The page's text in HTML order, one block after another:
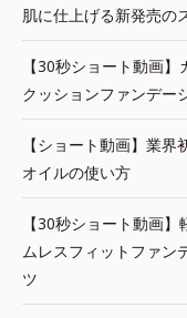
肌に仕上げる新発売の
【30秒ショート動画
クッションファンデー
【ショート動画】業
オイルの使い方
【30秒ショート動画
ムレスフィットファン
ツ